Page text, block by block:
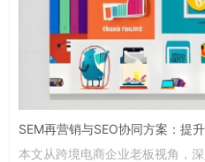
SEM再营销与SEO协同方案：提升
本文从跨境电商企业老板视角，